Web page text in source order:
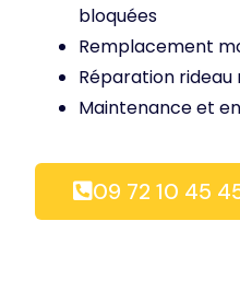
bloquées
Remplacement
Réparation
Maintenance et
09 72 10 45